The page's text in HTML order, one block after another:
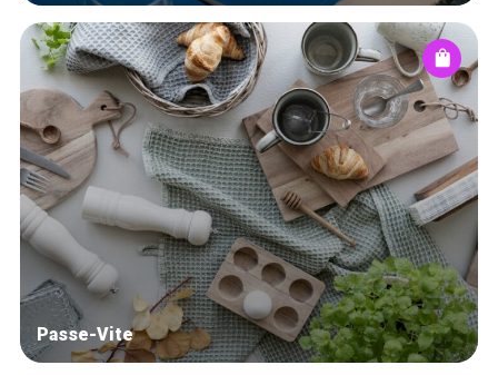
Accueil
Bonnes adresses
Quartiers
Blog
Tops 10
Artisans
A propos
Passe-Vite